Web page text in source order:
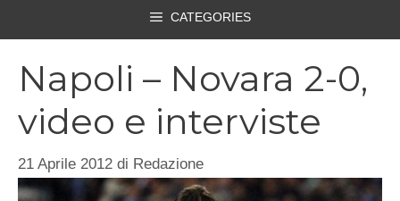
CATEGORIES
Napoli – Novara 2-0,
video e interviste
21 Aprile 2012 di Redazione